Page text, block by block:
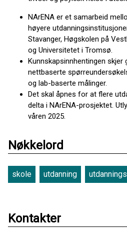
NArENA er et samarbeid
høyere
Stavanger, Høgskolen på
og Universitetet i Tromsø.
Kunnskapsinnhentingen
nettbaserte
og lab-baserte målinger.
Det skal åpnes for at flere
delta i NArENA-prosjektet.
våren 2025.
Nøkkelord
skole utdanning
Kontakter